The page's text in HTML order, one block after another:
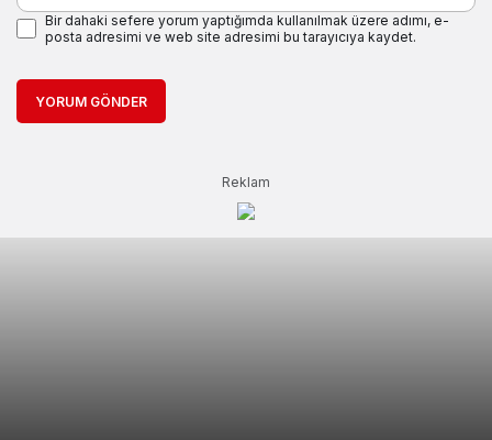
Bir dahaki sefere yorum yaptığımda kullanılmak üzere adımı, e-
posta adresimi ve web site adresimi bu tarayıcıya kaydet.
YORUM GÖNDER
Reklam